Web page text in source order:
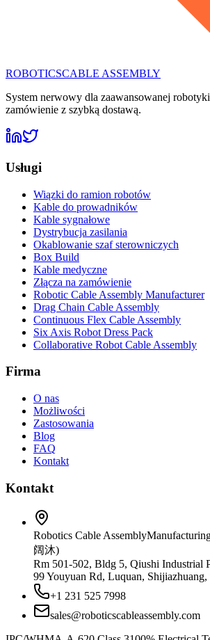
ROBOTICSCABLE ASSEMBLY
System nerwowy dla zaawansowanej
zamówienie z szybką dostawą.
Usługi
Wiązki do ramion robotów
Kable do prowadników
Kable sygnałowe
Dystrybucja zasilania
Okablowanie szaf sterowniczych
Box Build
Kable medyczne
Złącza na zamówienie
Robotic Cable Assembly Manufacturer
Drag Chain Cable Assembly
Continuous Flex Cable Assembly
Six Axis Robot Dress Pack
Collaborative Robot Cable Assembly
Firma
O nas
Możliwości
Zastosowania
Blog
FAQ
Kontakt
Kontakt
Robotics Cable Assembly
阔沐)
Rm 501-502, Bldg 5, Qiushi Industrial
99 Youyuan Rd, Luquan,
+1 231 525 7998
sales@roboticscableassembly.com